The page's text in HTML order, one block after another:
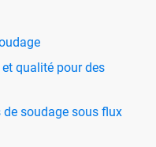
qualité pour des
soudage sous flux